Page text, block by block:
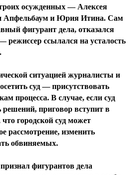
осужденных — Алексея
Апфельбаум и Юрия Итина. Сам
фигурант дела, отказался
режиссер ссылался на усталость
ситуацией журналисты и
суд — присутствовать
процесса. В случае, если суд
решений, приговор вступит в
городской суд может
рассмотрение, изменить
обвиняемых.
фигурантов дела